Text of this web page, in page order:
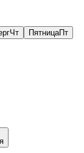
Чт ПятницаПт